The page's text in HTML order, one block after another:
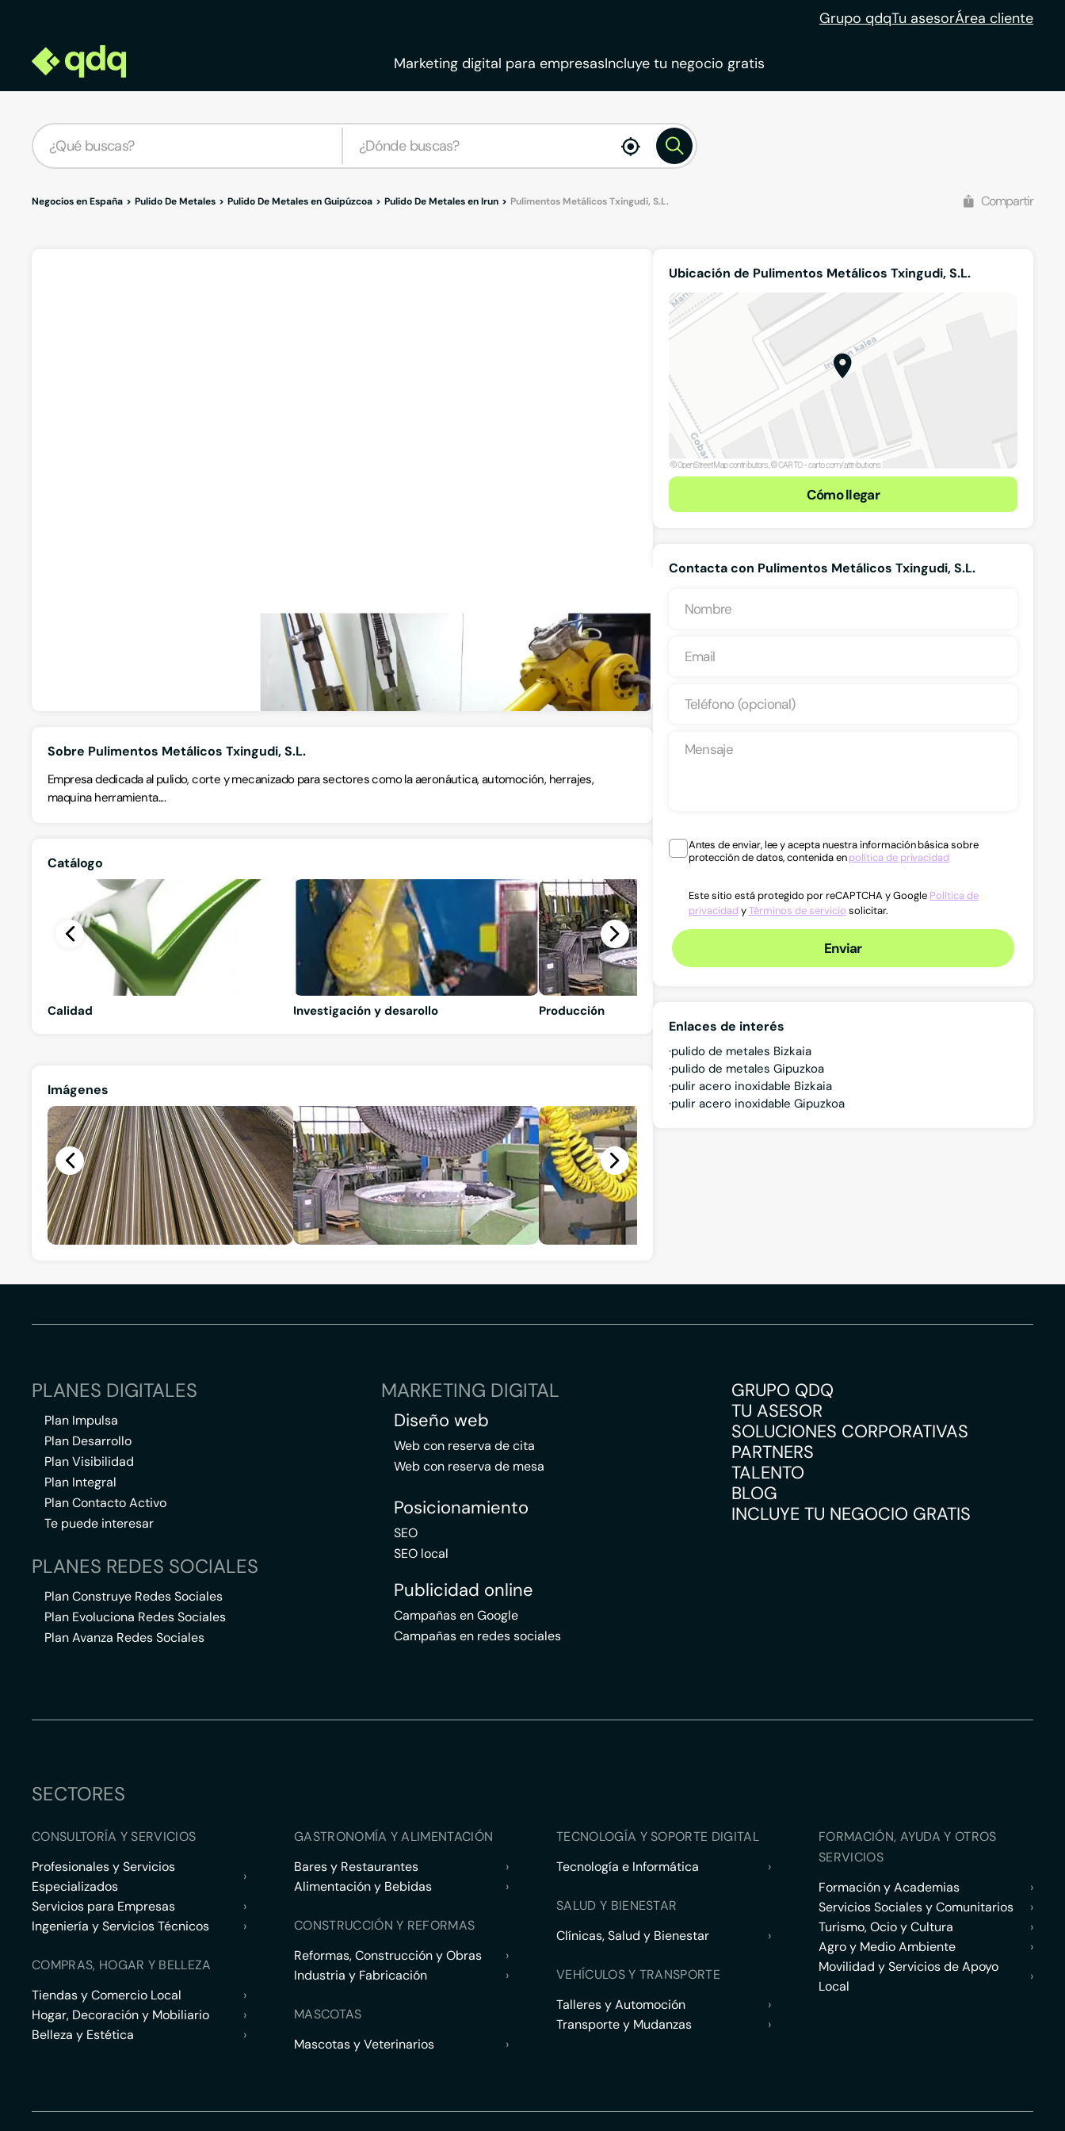
Grupo qdqTu asesorÁrea cliente
Marketing digital para empresasIncluye tu negocio gratis
enable
location
Negocios en España Pulido De Metales Pulido De Metales en Guipúzcoa Pulido De Metales en Irun Pulimentos Metálicos Txingudi, S.L. Compartir
Hilanderas Kalea 9, 20303, Irun, Irún, Guipúzcoa
Ver teléfono
Sobre Pulimentos Metálicos Txingudi, S.L.
Empresa dedicada al pulido, corte y mecanizado para sectores como la aeronáutica, automoción, herrajes,
maquina herramienta....
Catálogo
Calidad Investigación y desarollo Producción
Imágenes
Ubicación de Pulimentos Metálicos Txingudi, S.L.
Cómo llegar
Contacta con Pulimentos Metálicos Txingudi, S.L.
Antes de enviar, lee y acepta nuestra información básica sobre
protección de datos, contenida enpolítica de privacidad
Este sitio está protegido por reCAPTCHA y Google Política de
privacidad yTérminos de servicio solicitar.
Enviar
Enlaces de interés
pulido de metales Bizkaia
pulido de metales Gipuzkoa
pulir acero inoxidable Bizkaia
pulir acero inoxidable Gipuzkoa
PLANES DIGITALES
Plan Impulsa
Plan Desarrollo
Plan Visibilidad
Plan Integral
Plan Contacto Activo
Te puede interesar
PLANES REDES SOCIALES
Plan Construye Redes Sociales
Plan Evoluciona Redes Sociales
Plan Avanza Redes Sociales
MARKETING DIGITAL
Diseño web
Web con reserva de cita
Web con reserva de mesa
Posicionamiento
SEO
SEO local
Publicidad online
Campañas en Google
Campañas en redes sociales
GRUPO QDQ
TU ASESOR
SOLUCIONES CORPORATIVAS
PARTNERS
TALENTO
BLOG
INCLUYE TU NEGOCIO GRATIS
SECTORES
CONSULTORÍA Y SERVICIOS
Profesionales y Servicios
Especializados
›
Servicios para Empresas
›
Ingeniería y Servicios Técnicos
›
COMPRAS, HOGAR Y BELLEZA
Tiendas y Comercio Local
›
Hogar, Decoración y Mobiliario
›
Belleza y Estética
›
GASTRONOMÍA Y ALIMENTACIÓN
Bares y Restaurantes
›
Alimentación y Bebidas
›
CONSTRUCCIÓN Y REFORMAS
Reformas, Construcción y Obras
›
Industria y Fabricación
›
MASCOTAS
Mascotas y Veterinarios
›
TECNOLOGÍA Y SOPORTE DIGITAL
Tecnología e Informática
›
SALUD Y BIENESTAR
Clínicas, Salud y Bienestar
›
VEHÍCULOS Y TRANSPORTE
Talleres y Automoción
›
Transporte y Mudanzas
›
FORMACIÓN, AYUDA Y OTROS
SERVICIOS
Formación y Academias
›
Servicios Sociales y Comunitarios
›
Turismo, Ocio y Cultura
›
Agro y Medio Ambiente
›
Movilidad y Servicios de Apoyo
Local
›